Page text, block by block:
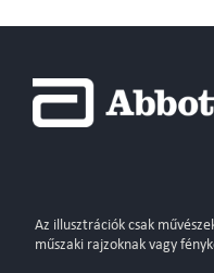
Az illusztrációk csak
műszaki rajzoknak vagy